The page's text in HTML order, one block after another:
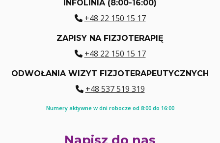
INFOLINIA (8:00-16:00)
+48 22 150 15 17
ZAPISY NA FIZJOTERAPIĘ
+48 22 150 15 17
ODWOŁANIA WIZYT FIZJOTERAPEUTYCZNYCH
+48 537 519 319
Numery aktywne w dni robocze od 8:00 do 16:00